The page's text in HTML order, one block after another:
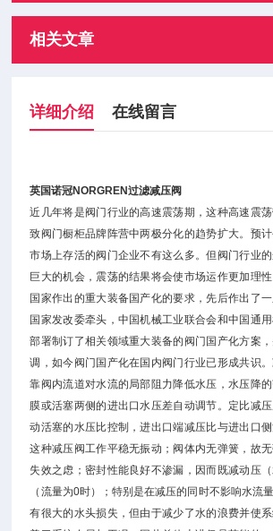
相关文章
详细介绍 在线留言
英国诺冠NORGREN过滤减压阀
近几年将是阀门行业的高速震荡期，这种高速震
致阀门橱柜品牌阵营中两极分化的趋势扩大。预
市场上存活的阀门企业不有这么多。但阀门行业
巨大的机会，震荡的结果将会使市场运作更加理
国家作出的重大装备国产化的要求，先后作出了
国家发改委牵头，中国机械工业联合会和中国通
部署制订了相关领域重大装备的阀门国产化方案
调，如今阀门国产化在国内阀门行业已形成共识
靠阀内流道对水流的局部阻力降低水压，水压降
膜或活塞两侧的进出口水压差自动调节。定比减
动活塞的水压比控制，进出口端减压比与进出口侧
这种减压阀工作平稳无振动；阀体内无弹簧，故
失效之虑；密封性能良好不渗漏，因而既减动压
（流量为0时）；特别是在减压的同时不影响水流
有很大的水头损失，但由于减少了水的浪费并使